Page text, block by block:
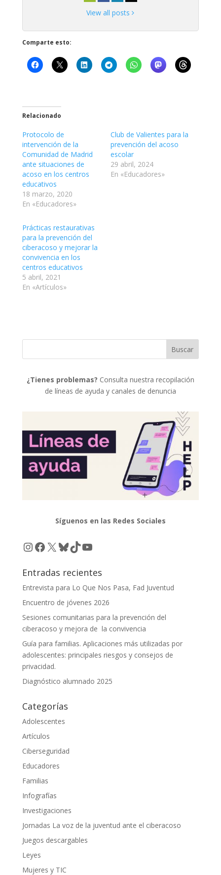
View all posts
Comparte esto:
Relacionado
Protocolo de
intervención de la
Comunidad de Madrid
ante situaciones de
acoso en los centros
educativos
18 marzo, 2020
En «Educadores»
Club de Valientes para la
prevención del acoso
escolar
29 abril, 2024
En «Educadores»
Prácticas restaurativas
para la prevención del
ciberacoso y mejorar la
convivencia en los
centros educativos
5 abril, 2021
En «Artículos»
¿Tienes problemas? Consulta nuestra recopilación
de líneas de ayuda y canales de denuncia
Síguenos en las Redes Sociales
Instagram
Facebook
X Bluesky
TikTok
YouTube
Entradas recientes
Entrevista para Lo Que Nos Pasa, Fad Juventud
Encuentro de jóvenes 2026
Sesiones comunitarias para la prevención del
ciberacoso y mejora de la convivencia
Guía para familias. Aplicaciones más utilizadas por
adolescentes: principales riesgos y consejos de
privacidad.
Diagnóstico alumnado 2025
Categorías
Adolescentes
Artículos
Ciberseguridad
Educadores
Familias
Infografías
Investigaciones
Jornadas La voz de la juventud ante el ciberacoso
Juegos descargables
Leyes
Mujeres y TIC